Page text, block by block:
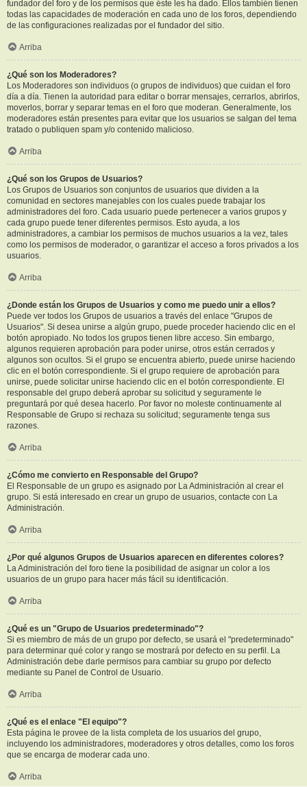
fundador del foro y de los permisos que éste les ha dado. Ellos también tienen
todas las capacidades de moderación en cada uno de los foros, dependiendo
de las configuraciones realizadas por el fundador del sitio.
Arriba
¿Qué son los Moderadores?
Los Moderadores son individuos (o grupos de individuos) que cuidan el foro
día a día. Tienen la autoridad para editar o borrar mensajes, cerrarlos, abrirlos,
moverlos, borrar y separar temas en el foro que moderan. Generalmente, los
moderadores están presentes para evitar que los usuarios se salgan del tema
tratado o publiquen spam y/o contenido malicioso.
Arriba
¿Qué son los Grupos de Usuarios?
Los Grupos de Usuarios son conjuntos de usuarios que dividen a la
comunidad en sectores manejables con los cuales puede trabajar los
administradores del foro. Cada usuario puede pertenecer a varios grupos y
cada grupo puede tener diferentes permisos. Esto ayuda, a los
administradores, a cambiar los permisos de muchos usuarios a la vez, tales
como los permisos de moderador, o garantizar el acceso a foros privados a los
usuarios.
Arriba
¿Donde están los Grupos de Usuarios y como me puedo unir a ellos?
Puede ver todos los Grupos de usuarios a través del enlace "Grupos de
Usuarios". Si desea unirse a algún grupo, puede proceder haciendo clic en el
botón apropiado. No todos los grupos tienen libre acceso. Sin embargo,
algunos requieren aprobación para poder unirse, otros están cerrados y
algunos son ocultos. Si el grupo se encuentra abierto, puede unirse haciendo
clic en el botón correspondiente. Si el grupo requiere de aprobación para
unirse, puede solicitar unirse haciendo clic en el botón correspondiente. El
responsable del grupo deberá aprobar su solicitud y seguramente le
preguntará por qué desea hacerlo. Por favor no moleste continuamente al
Responsable de Grupo si rechaza su solicitud; seguramente tenga sus
razones.
Arriba
¿Cómo me convierto en Responsable del Grupo?
El Responsable de un grupo es asignado por La Administración al crear el
grupo. Si está interesado en crear un grupo de usuarios, contacte con La
Administración.
Arriba
¿Por qué algunos Grupos de Usuarios aparecen en diferentes colores?
La Administración del foro tiene la posibilidad de asignar un color a los
usuarios de un grupo para hacer más fácil su identificación.
Arriba
¿Qué es un "Grupo de Usuarios predeterminado"?
Si es miembro de más de un grupo por defecto, se usará el "predeterminado"
para determinar qué color y rango se mostrará por defecto en su perfil. La
Administración debe darle permisos para cambiar su grupo por defecto
mediante su Panel de Control de Usuario.
Arriba
¿Qué es el enlace "El equipo"?
Esta página le provee de la lista completa de los usuarios del grupo,
incluyendo los administradores, moderadores y otros detalles, como los foros
que se encarga de moderar cada uno.
Arriba